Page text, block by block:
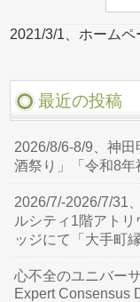
2021/3/1、ホームペ
最近の投稿
2026/8/6-8/9、神
酒祭り」「令和8年
2026/7/-2026/7/31
ルシティ1階アト
ッジにて「大手町
心不全のユニバー
Expert Consensus